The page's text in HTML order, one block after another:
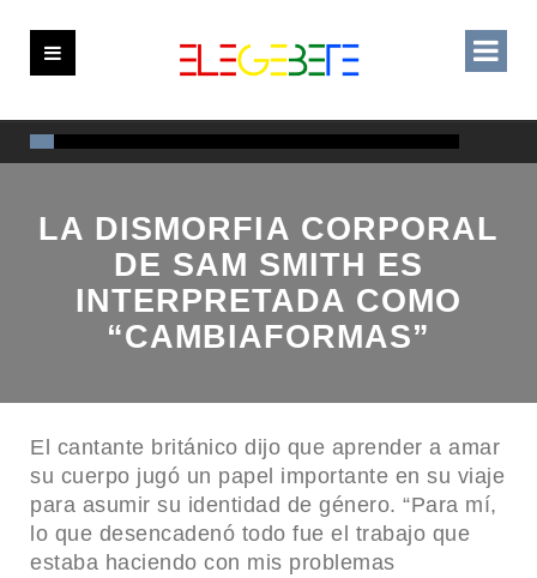
LA DISMORFIA CORPORAL
DE SAM SMITH ES
INTERPRETADA COMO
“CAMBIAFORMAS”
El cantante británico dijo que aprender a amar
su cuerpo jugó un papel importante en su viaje
para asumir su identidad de género. “Para mí,
lo que desencadenó todo fue el trabajo que
estaba haciendo con mis problemas